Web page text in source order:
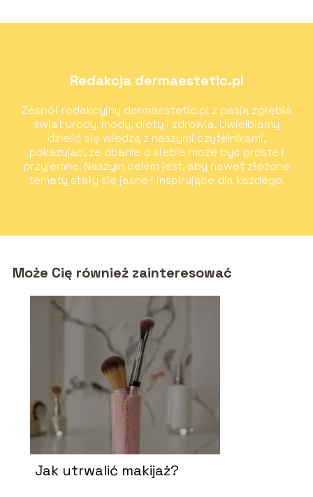
Redakcja dermaestetic.pl
Zespół redakcyjny dermaestetic.pl z pasją zgłębia
świat urody, mody, diety i zdrowia. Uwielbiamy
dzielić się wiedzą z naszymi czytelnikami,
pokazując, że dbanie o siebie może być proste i
przyjemne. Naszym celem jest, aby nawet złożone
tematy stały się jasne i inspirujące dla każdego.
Może Cię również zainteresować
Jak utrwalić makijaż?